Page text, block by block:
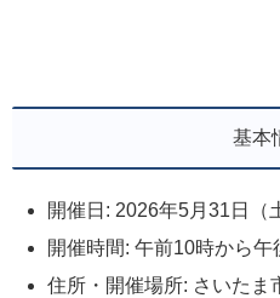
基本
開催日: 2026年5月31日（
開催時間: 午前10時から午
住所・開催場所: さいたま